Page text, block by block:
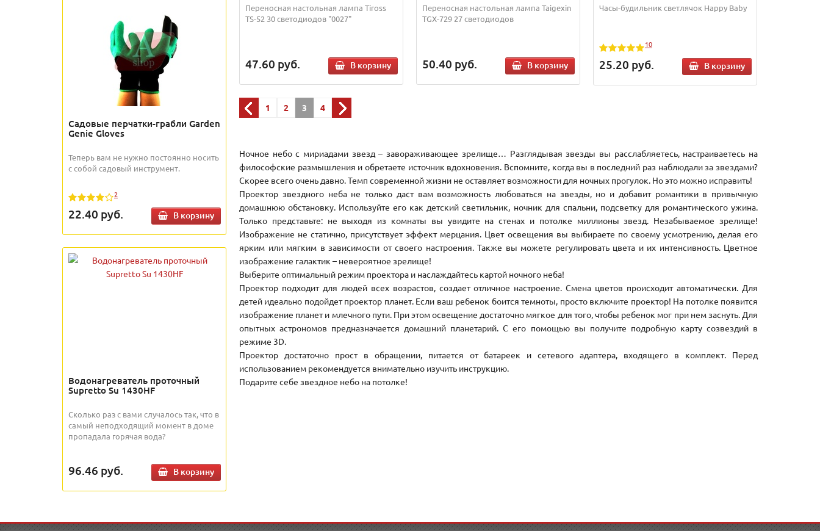
Садовые перчатки-грабли Garden
Genie Gloves
Теперь вам не нужно постоянно носить
с собой садовый инструмент.
2
22.40 руб. В корзину
Водонагреватель проточный
Supretto Su 1430HF
Сколько раз с вами случалось так, что в
самый неподходящий момент в доме
пропадала горячая вода?
96.46 руб. В корзину
Переносная настольная лампа Tiross
TS-52 30 светодиодов "0027"
47.60 руб. В корзину
Переносная настольная лампа Taigexin
TGX-729 27 светодиодов
50.40 руб. В корзину
Часы-будильник светлячок Happy Baby
10
25.20 руб. В корзину
1 2 3 4
Ночное небо с мириадами звезд – завораживающее зрелище… Разглядывая звезды вы расслабляетесь, настраиваетесь на
философские размышления и обретаете источник вдохновения. Вспомните, когда вы в последний раз наблюдали за звездами?
Скорее всего очень давно. Темп современной жизни не оставляет возможности для ночных прогулок. Но это можно исправить!
Проектор звездного неба не только даст вам возможность любоваться на звезды, но и добавит романтики в привычную
домашнюю обстановку. Используйте его как детский светильник, ночник для спальни, подсветку для романтического ужина.
Только представьте: не выходя из комнаты вы увидите на стенах и потолке миллионы звезд. Незабываемое зрелище!
Изображение не статично, присутствует эффект мерцания. Цвет освещения вы выбираете по своему усмотрению, делая его
ярким или мягким в зависимости от своего настроения. Также вы можете регулировать цвета и их интенсивность. Цветное
изображение галактик – невероятное зрелище!
Выберите оптимальный режим проектора и наслаждайтесь картой ночного неба!
Проектор подходит для людей всех возрастов, создает отличное настроение. Смена цветов происходит автоматически. Для
детей идеально подойдет проектор планет. Если ваш ребенок боится темноты, просто включите проектор! На потолке появится
изображение планет и млечного пути. При этом освещение достаточно мягкое для того, чтобы ребенок мог при нем заснуть. Для
опытных астрономов предназначается домашний планетарий. С его помощью вы получите подробную карту созвездий в
режиме 3D.
Проектор достаточно прост в обращении, питается от батареек и сетевого адаптера, входящего в комплект. Перед
использованием рекомендуется внимательно изучить инструкцию.
Подарите себе звездное небо на потолке!